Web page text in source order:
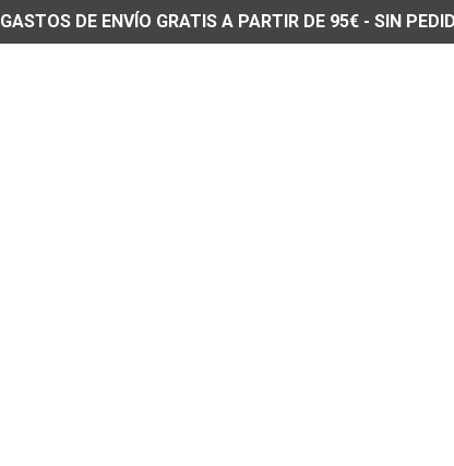
GASTOS DE ENVÍO GRATIS A PARTIR DE 95€ - SIN